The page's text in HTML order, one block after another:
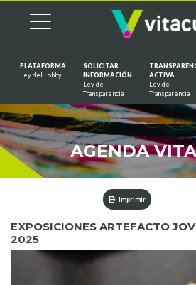
PLATAFORMA
Ley del Lobby
SOLICITAR
INFORMACIÓN
Ley de
Transparencia
ACTIVA
Ley de
Transparencia
AGENDA
Imprimir
EXPOSICIONES ARTEFACTO
2025